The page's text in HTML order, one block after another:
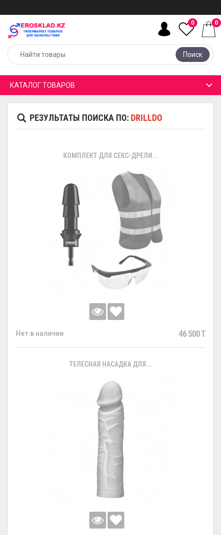
Поиск
0 0
КАТАЛОГ ТОВАРОВ
РЕЗУЛЬТАТЫ ПОИСКА ПО: DRILLDO
КОМПЛЕКТ ДЛЯ СЕКС-ДРЕЛИ...
Нет в наличии 46 500 T
ТЕЛЕСНАЯ НАСАДКА ДЛЯ...